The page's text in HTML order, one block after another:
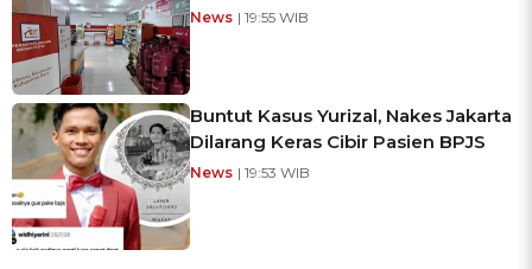
News | 19:55 WIB
Buntut Kasus Yurizal, Nakes Jakarta
Dilarang Keras Cibir Pasien BPJS
News | 19:53 WIB